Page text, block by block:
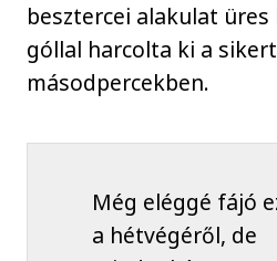
besztercei alakulat
góllal harcolta ki a
másodpercekben.
Még eléggé fájó
a hétvégéről, de